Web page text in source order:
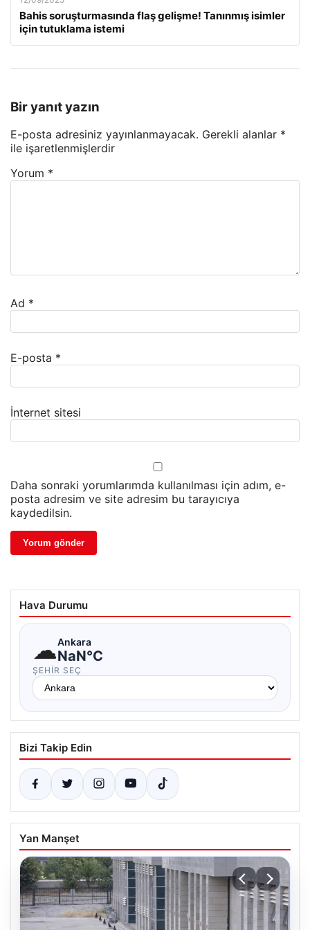
Bahis soruşturmasında flaş gelişme! Tanınmış isimler
için tutuklama istemi
Bir yanıt yazın
E-posta adresiniz yayınlanmayacak. Gerekli alanlar *
ile işaretlenmişlerdir
Yorum *
Ad *
E-posta *
İnternet sitesi
Daha sonraki yorumlarımda kullanılması için adım, e-
posta adresim ve site adresim bu tarayıcıya
kaydedilsin.
Hava Durumu
☁Ankara
NaN°C
ŞEHIR SEÇ
Bizi Takip Edin
Yan Manşet